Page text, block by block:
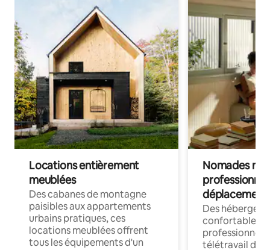
Locations entièrement
meublées
Des cabanes de montagne
paisibles aux appartements
urbains pratiques, ces
locations meublées offrent
tous les équipements d'un
Nomades
déplacement
Des
confortables
professionnels
télétravail